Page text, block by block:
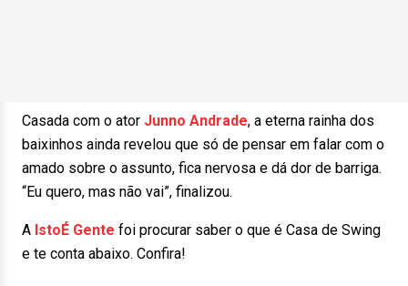
Casada com o ator Junno Andrade, a eterna rainha dos
baixinhos ainda revelou que só de pensar em falar com o
amado sobre o assunto, fica nervosa e dá dor de barriga.
“Eu quero, mas não vai”, finalizou.
A IstoÉ Gente foi procurar saber o que é Casa de Swing
e te conta abaixo. Confira!